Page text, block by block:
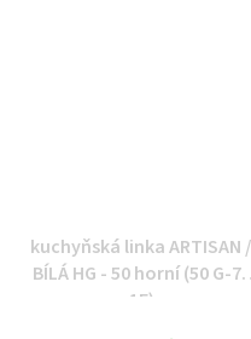
kuchyňská linka ARTISAN /
BÍLÁ HG - 50 horní (50 G-72
1F)